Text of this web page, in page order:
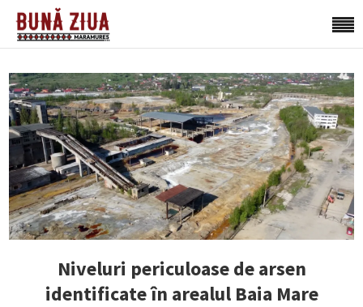
Niveluri periculoase de arsen
identificate în arealul Baia Mare